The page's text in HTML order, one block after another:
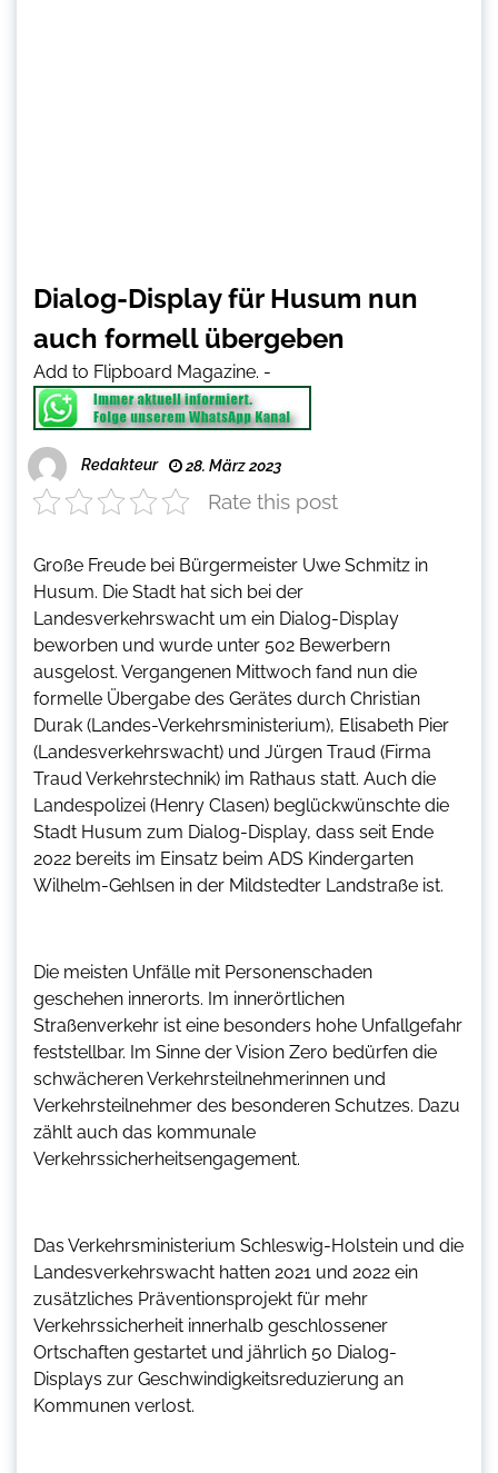
Dialog-Display für Husum nun
auch formell übergeben
Add to Flipboard Magazine. -
Redakteur 28. März 2023
Rate this post
Große Freude bei Bürgermeister Uwe Schmitz in
Husum. Die Stadt hat sich bei der
Landesverkehrswacht um ein Dialog-Display
beworben und wurde unter 502 Bewerbern
ausgelost. Vergangenen Mittwoch fand nun die
formelle Übergabe des Gerätes durch Christian
Durak (Landes-Verkehrsministerium), Elisabeth Pier
(Landesverkehrswacht) und Jürgen Traud (Firma
Traud Verkehrstechnik) im Rathaus statt. Auch die
Landespolizei (Henry Clasen) beglückwünschte die
Stadt Husum zum Dialog-Display, dass seit Ende
2022 bereits im Einsatz beim ADS Kindergarten
Wilhelm-Gehlsen in der Mildstedter Landstraße ist.
Die meisten Unfälle mit Personenschaden
geschehen innerorts. Im innerörtlichen
Straßenverkehr ist eine besonders hohe Unfallgefahr
feststellbar. Im Sinne der Vision Zero bedürfen die
schwächeren Verkehrsteilnehmerinnen und
Verkehrsteilnehmer des besonderen Schutzes. Dazu
zählt auch das kommunale
Verkehrssicherheitsengagement.
Das Verkehrsministerium Schleswig-Holstein und die
Landesverkehrswacht hatten 2021 und 2022 ein
zusätzliches Präventionsprojekt für mehr
Verkehrssicherheit innerhalb geschlossener
Ortschaften gestartet und jährlich 50 Dialog-
Displays zur Geschwindigkeitsreduzierung an
Kommunen verlost.